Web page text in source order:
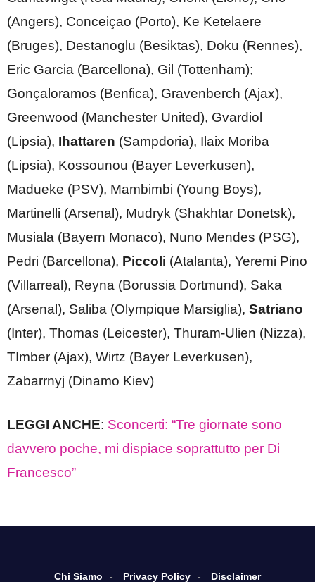
(Angers), Conceiçao (Porto), Ke Ketelaere
(Bruges), Destanoglu (Besiktas), Doku (Rennes),
Eric Garcia (Barcellona), Gil (Tottenham);
Gonçaloramos (Benfica), Gravenberch (Ajax),
Greenwood (Manchester United), Gvardiol
(Lipsia), Ihattaren (Sampdoria), Ilaix Moriba
(Lipsia), Kossounou (Bayer Leverkusen),
Madueke (PSV), Mambimbi (Young Boys),
Martinelli (Arsenal), Mudryk (Shakhtar Donetsk),
Musiala (Bayern Monaco), Nuno Mendes (PSG),
Pedri (Barcellona), Piccoli (Atalanta), Yeremi Pino
(Villarreal), Reyna (Borussia Dortmund), Saka
(Arsenal), Saliba (Olympique Marsiglia), Satriano
(Inter), Thomas (Leicester), Thuram-Ulien (Nizza),
TImber (Ajax), Wirtz (Bayer Leverkusen),
Zabarrnyj (Dinamo Kiev)
LEGGI ANCHE: Sconcerti: “Tre giornate sono
davvero poche, mi dispiace soprattutto per Di
Francesco”
Chi Siamo Privacy Policy Disclaimer